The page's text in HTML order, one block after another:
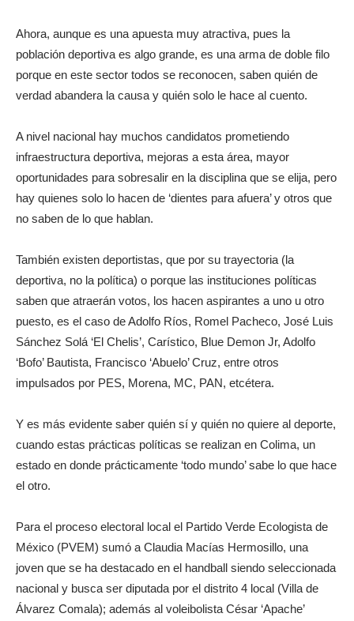
Ahora, aunque es una apuesta muy atractiva, pues la
población deportiva es algo grande, es una arma de doble filo
porque en este sector todos se reconocen, saben quién de
verdad abandera la causa y quién solo le hace al cuento.
A nivel nacional hay muchos candidatos prometiendo
infraestructura deportiva, mejoras a esta área, mayor
oportunidades para sobresalir en la disciplina que se elija, pero
hay quienes solo lo hacen de ‘dientes para afuera’ y otros que
no saben de lo que hablan.
También existen deportistas, que por su trayectoria (la
deportiva, no la política) o porque las instituciones políticas
saben que atraerán votos, los hacen aspirantes a uno u otro
puesto, es el caso de Adolfo Ríos, Romel Pacheco, José Luis
Sánchez Solá ‘El Chelis’, Carístico, Blue Demon Jr, Adolfo
‘Bofo’ Bautista, Francisco ‘Abuelo’ Cruz, entre otros
impulsados por PES, Morena, MC, PAN, etcétera.
Y es más evidente saber quién sí y quién no quiere al deporte,
cuando estas prácticas políticas se realizan en Colima, un
estado en donde prácticamente ‘todo mundo’ sabe lo que hace
el otro.
Para el proceso electoral local el Partido Verde Ecologista de
México (PVEM) sumó a Claudia Macías Hermosillo, una
joven que se ha destacado en el handball siendo seleccionada
nacional y busca ser diputada por el distrito 4 local (Villa de
Álvarez Comala); además al voleibolista César ‘Apache’